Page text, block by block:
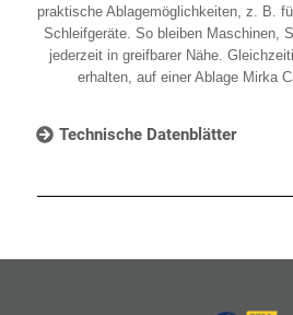
praktische Ablagemöglichkeiten, z. B.
Schleifgeräte. So bleiben Maschinen,
jederzeit in greifbarer Nähe.
erhalten, auf einer Ablage Mirka
Technische Datenblätter